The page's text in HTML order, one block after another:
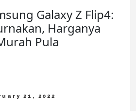
Galaxy Z Flip4:
Harganya
Pula